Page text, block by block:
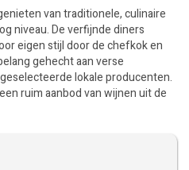
van traditionele, culinaire
niveau. De verfijnde diners
eigen stijl door de chefkok en
gehecht aan verse
lokale producenten.
ruim aanbod van wijnen uit de